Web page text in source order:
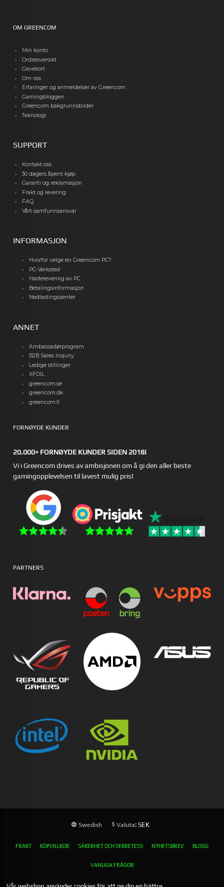
OM GREENCOM
Min konto
Ordreoversikt
Gavekort
Om oss
Erfaringer og anmeldelser av Greencom
Gamingbloggen
Greencom bakgrunnsbilder
Teknologi
SUPPORT
Kontakt oss
30 dagers åpent kjøp
Garanti og reklamasjon
Frakt og levering
FAQ
Vårt samfunnsansvar
INFORMASJON
Hvorfor velge en Greencom PC?
PC-Verksted
Hastelevering av PC
Betalingsinformasjon
Nedlastingssenter
ANNET
Ambassadørprogram
B2B Sales Inquiry
Ledige stillinger
XFOIL
greencom.se
greencom.dk
greencom.fi
FORNØYDE KUNDER
20.000+ FORNØYDE KUNDER SIDEN 2018!
Vi i Greencom drives av ambisjonen om å gi den aller beste
gamingopplevelsen til lavest mulig pris!
PARTNERS
Swedish Valuta: SEK
FRAKT KÖPVILLKOR SÄKERHET OCH SEKRETESS NYHETSBREV BLOGG
VANLIGA FRÅGOR